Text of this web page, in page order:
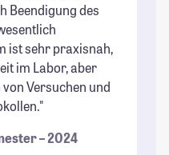
Beendigung des
ist sehr praxisnah,
im Labor, aber
Versuchen und
– 2024